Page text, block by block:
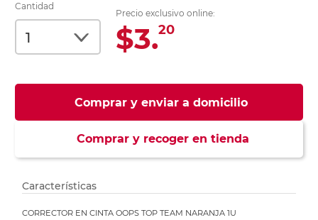
Cantidad
Precio exclusivo online:
$3.20
Comprar y enviar a domicilio
Comprar y recoger en tienda
Características
CORRECTOR EN CINTA OOPS TOP TEAM NARANJA 1U